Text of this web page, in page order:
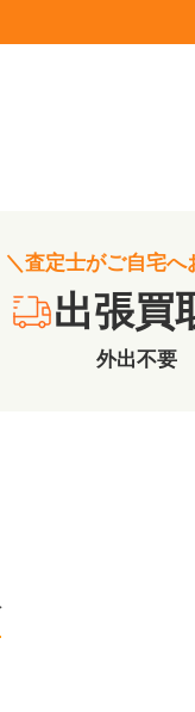
＼査定士がご自宅へ
出張買
外出不要